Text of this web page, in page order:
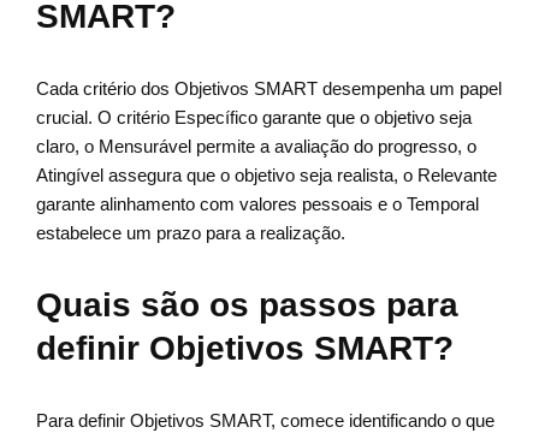
SMART?
Cada critério dos Objetivos SMART desempenha um papel
crucial. O critério Específico garante que o objetivo seja
claro, o Mensurável permite a avaliação do progresso, o
Atingível assegura que o objetivo seja realista, o Relevante
garante alinhamento com valores pessoais e o Temporal
estabelece um prazo para a realização.
Quais são os passos para
definir Objetivos SMART?
Para definir Objetivos SMART, comece identificando o que